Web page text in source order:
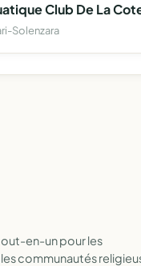
Solenzara
en-un pour les
communautés